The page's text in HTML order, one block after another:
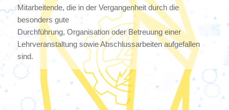
Mitarbeitende, die in der Vergangenheit durch die
besonders gute
Durchführung, Organisation oder Betreuung einer
Lehrveranstaltung sowie Abschlussarbeiten aufgefallen
sind.